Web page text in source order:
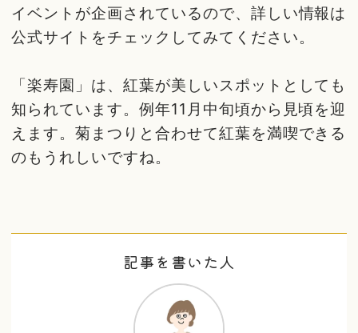
イベントが企画されているので、詳しい情報は
公式サイトをチェックしてみてください。
「楽寿園」は、紅葉が美しいスポットとしても
知られています。例年11月中旬頃から見頃を迎
えます。菊まつりと合わせて紅葉を満喫できる
のもうれしいですね。
記事を書いた人